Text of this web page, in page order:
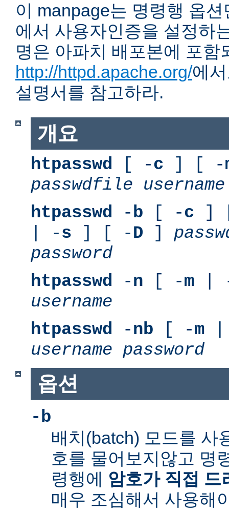
이 manpage는 명령행 옵
에서 사용자인증을 설정하
명은 아파치 배포본에 포함
http://httpd.apache.org/에
설명서를 참고하라.
개요
htpasswd [ -c ] [ -
passwdfile
username
htpasswd -b [ -c ]
| -s ] [ -D ]
password
htpasswd -n [ -m |
username
htpasswd -nb [ -m
username password
옵션
-b
배치(batch) 모드를 사
호를 물어보지않고 명
령행에 암호가 직접 드
매우 조심해서 사용해